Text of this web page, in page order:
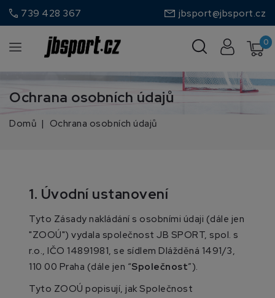
call 739 428 367 jbsport@jbsport.cz
0
Ochrana osobních údajů
Domů Ochrana osobních údajů
1. Úvodní ustanovení
Tyto Zásady nakládání s osobními údaji (dále jen
"ZOOÚ") vydala společnost JB SPORT, spol. s
r.o., IČO 14891981, se sídlem Dlážděná 1491/3,
110 00 Praha (dále jen “Společnost”).
Tyto ZOOÚ popisují, jak Společnost